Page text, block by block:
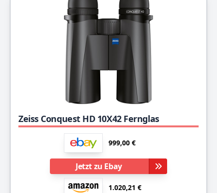
Zeiss Conquest HD 10X42 Fernglas
999,00 €
Jetzt zu Ebay
1.020,21 €